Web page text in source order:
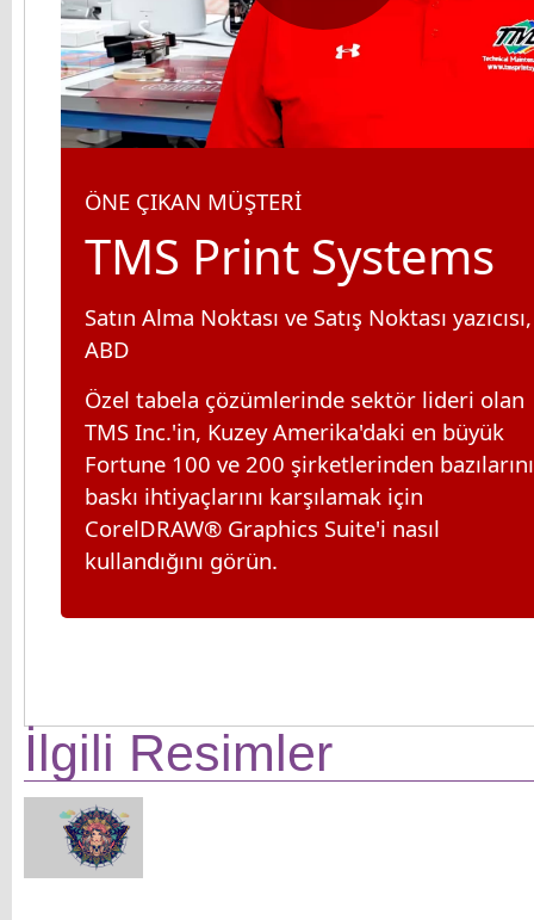
ÖNE ÇIKAN MÜŞTERİ
TMS Print Systems
Satın Alma Noktası ve Satış Noktası yazıcısı,
ABD
Özel tabela çözümlerinde sektör lideri olan
TMS Inc.'in, Kuzey Amerika'daki en büyük
Fortune 100 ve 200 şirketlerinden
baskı ihtiyaçlarını karşılamak için
CorelDRAW® Graphics Suite'i nasıl
kullandığını görün.
İlgili Resimler